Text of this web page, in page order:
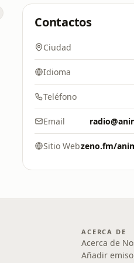
Contactos
Ciudad
Idioma
Teléfono
Email
Sitio Webzeno.fm/
ACERCA DE
Acerca de
Añadir